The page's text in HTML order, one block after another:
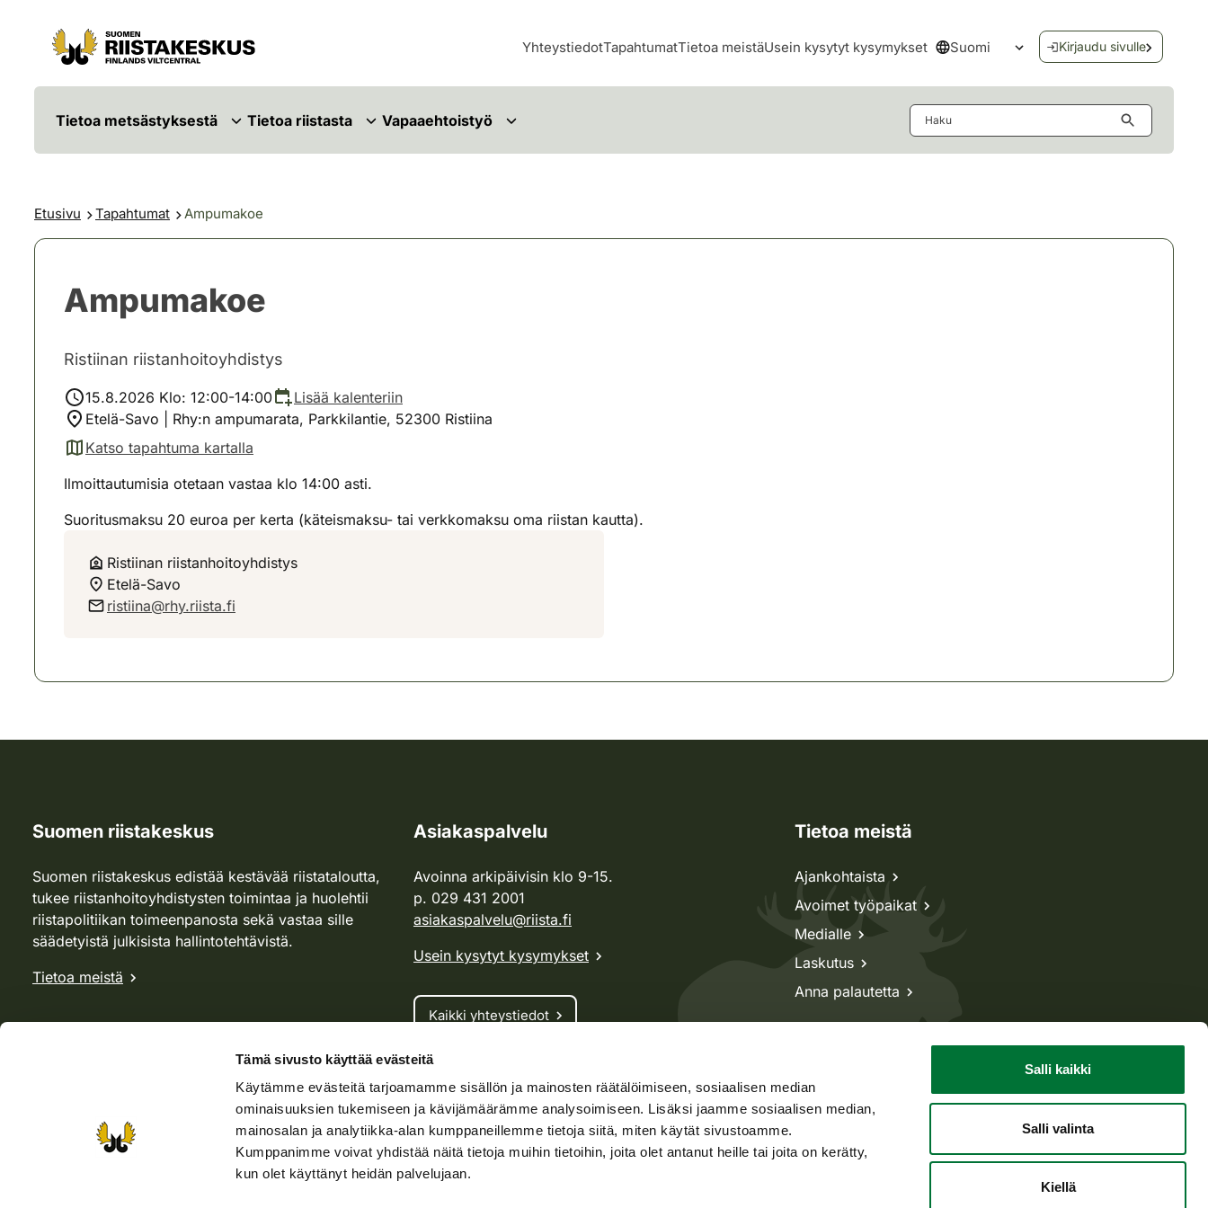
Tämä sivusto käyttää evästeitä
Käytämme evästeitä tarjoamamme sisällön ja mainosten räätälöimiseen, sosiaalisen median
ominaisuuksien tukemiseen ja kävijämäärämme analysoimiseen. Lisäksi jaamme sosiaalisen median,
mainosalan ja analytiikka-alan kumppaneillemme tietoja siitä, miten käytät sivustoamme.
Kumppanimme voivat yhdistää näitä tietoja muihin tietoihin, joita olet antanut heille tai joita on kerätty,
kun olet käyttänyt heidän palvelujaan.
Salli kaikki
Salli valinta
Kiellä
Siirry sisältöön
Siirry sivustokarttaan
YhteystiedotTapahtumatTietoa meistäUsein kysytyt kysymykset Suomi
Avaa kielivalikko
Kirjaudu sivulle
Tietoa metsästyksestä Tietoa riistasta Vapaaehtoistyö
Etusivu Tapahtumat Ampumakoe
Ampumakoe
Ristiinan riistanhoitoyhdistys
15.8.2026 Klo: 12:00-14:00
Lisää kalenteriin
Etelä-Savo | Rhy:n ampumarata, Parkkilantie, 52300 Ristiina
Katso tapahtuma kartalla
(avautuu uuteen välilehteen)
Ilmoittautumisia otetaan vastaa klo 14:00 asti.
Suoritusmaksu 20 euroa per kerta (käteismaksu- tai verkkomaksu oma riistan kautta).
Ristiinan riistanhoitoyhdistys
Etelä-Savo
ristiina@rhy.riista.fi
Suomen riistakeskus
Suomen riistakeskus edistää kestävää riistataloutta,
tukee riistanhoitoyhdistysten toimintaa ja huolehtii
riistapolitiikan toimeenpanosta sekä vastaa sille
säädetyistä julkisista hallintotehtävistä.
Tietoa meistä
Asiakaspalvelu
Avoinna arkipäivisin klo 9-15.
p. 029 431 2001
asiakaspalvelu@riista.fi
Usein kysytyt kysymykset
Kaikki yhteystiedot
Metsästyskortti-asiat
Oma riista -asiat
Lupa-asiat
Tietoa meistä
Ajankohtaista
Avoimet työpaikat
Medialle
Laskutus
Anna palautetta